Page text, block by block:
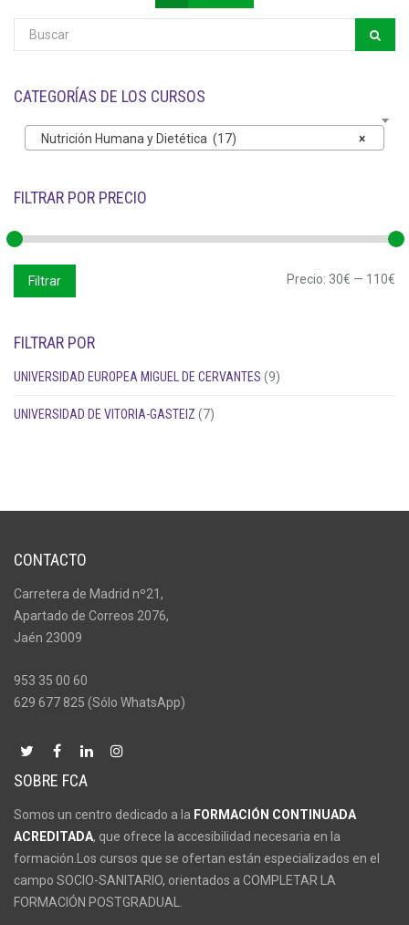
99,00€.
CATEGORÍAS DE LOS CURSOS
×
Nutrición Humana y Dietética (17)
FILTRAR POR PRECIO
Precio
mínimo
Precio
máximo
Filtrar Precio: 30€ — 110€
FILTRAR POR
UNIVERSIDAD EUROPEA MIGUEL DE CERVANTES (9)
UNIVERSIDAD DE VITORIA-GASTEIZ (7)
CONTACTO
Carretera de Madrid nº21,
Apartado de Correos 2076,
Jaén 23009
953 35 00 60
629 677 825 (Sólo WhatsApp)
SOBRE FCA
Somos un centro dedicado a la FORMACIÓN CONTINUADA
ACREDITADA, que ofrece la accesibilidad necesaria en la
formación.Los cursos que se ofertan están especializados en el
campo SOCIO-SANITARIO, orientados a COMPLETAR LA
FORMACIÓN POSTGRADUAL.